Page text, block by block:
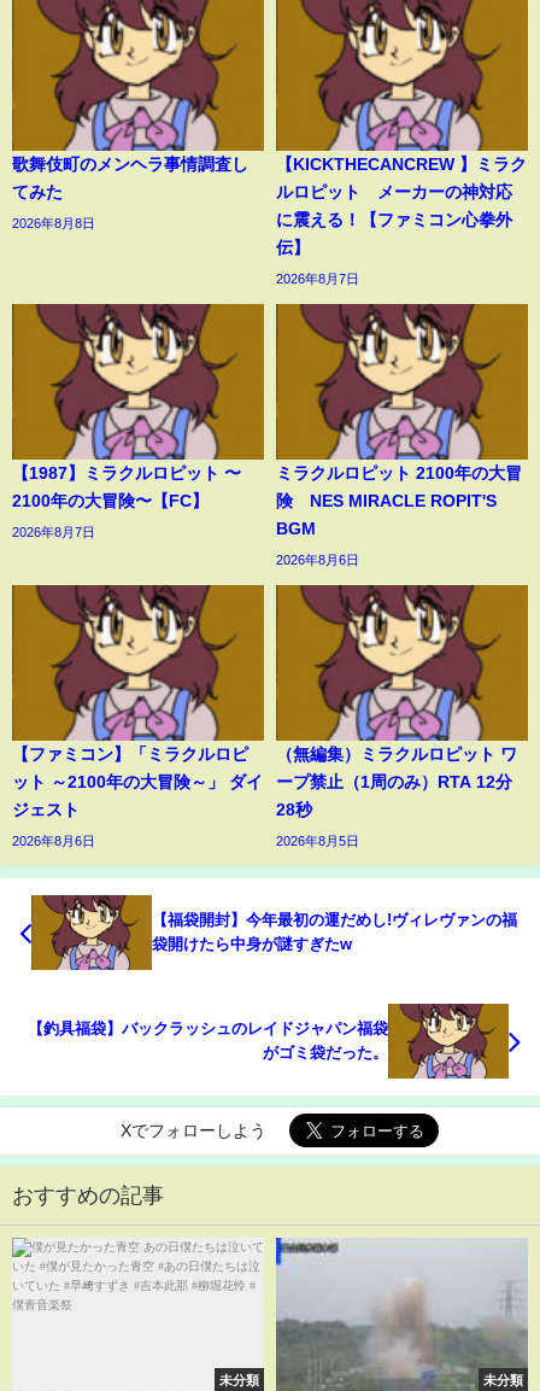
歌舞伎町のメンヘラ事情調査し
てみた
2026年8月8日
【KICKTHECANCREW 】ミラク
ルロピット メーカーの神対応
に震える！【ファミコン心拳外
伝】
2026年8月7日
【1987】ミラクルロピット 〜
2100年の大冒険〜【FC】
2026年8月7日
ミラクルロピット 2100年の大冒
険 NES MIRACLE ROPIT'S
BGM
2026年8月6日
【ファミコン】「ミラクルロピ
ット ～2100年の大冒険～」 ダイ
ジェスト
2026年8月6日
（無編集）ミラクルロピット ワ
ープ禁止（1周のみ）RTA 12分
28秒
2026年8月5日
【福袋開封】今年最初の運だめし!ヴィレヴァンの福
袋開けたら中身が謎すぎたw
【釣具福袋】バックラッシュのレイドジャパン福袋
がゴミ袋だった。
Xでフォローしよう
おすすめの記事
未分類 未分類